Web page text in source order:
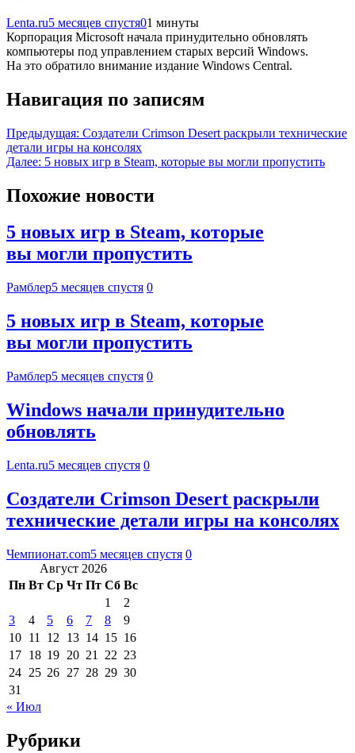
Lenta.ru5 месяцев спустя01 минуты
Корпорация Microsoft начала принудительно обновлять
компьютеры под управлением старых версий Windows.
На это обратило внимание издание Windows Central.
Навигация по записям
Предыдущая: Создатели Crimson Desert раскрыли технические
детали игры на консолях
Далее: 5 новых игр в Steam, которые вы могли пропустить
Похожие новости
5 новых игр в Steam, которые
вы могли пропустить
Рамблер5 месяцев спустя 0
5 новых игр в Steam, которые
вы могли пропустить
Рамблер5 месяцев спустя 0
Windows начали принудительно
обновлять
Lenta.ru5 месяцев спустя 0
Создатели Crimson Desert раскрыли
технические детали игры на консолях
Чемпионат.com5 месяцев спустя 0
Август 2026
Пн Вт Ср Чт Пт Сб Вс
1
2
3
4 5 6 7 8
9
10 11 12 13 14 15 16
17 18 19 20 21 22 23
24 25 26 27 28 29 30
31
« Июл
Рубрики